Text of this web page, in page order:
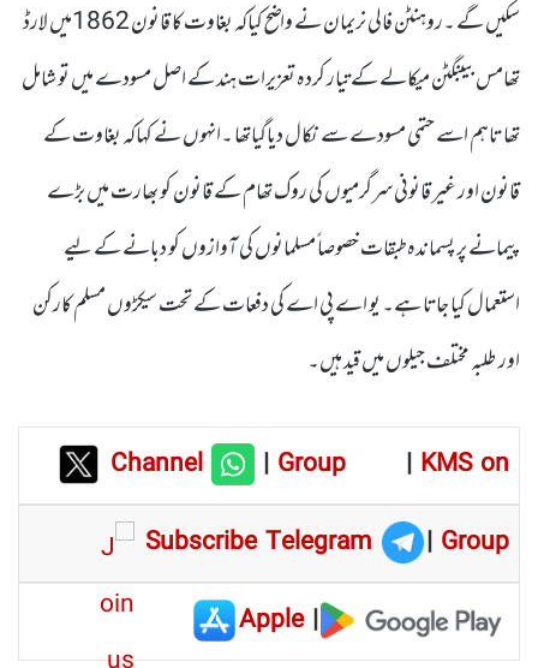
سکیں گے ۔روہنٹن فالی نریمان نے واضح کیاکہ بغاوت کا قانون 1862میں لارڈ
تھامس بیبنگٹن میکالے کے تیار کردہ تعزیرات ہند کے اصل مسودے میں تو شامل
تھا تاہم اسے حتمی مسودے سے نکال دیاگیاتھا ۔انہوں نے کہاکہ بغاوت کے
قانون اور غیر قانونی سرگرمیوں کی روک تھام کے قانون کو بھارت میں بڑے
پیمانے پر پسماندہ طبقات خصوصا ًمسلمانوں کی آوازوں کو دبانے کے لیے
استعمال کیا جاتا ہے۔ یو اے پی اے کی دفعات کے تحت سیکڑوں مسلم کارکن
اور طلبہ مختلف جیلوں میں قید ہیں۔
Channel |Group | KMS on
Subscribe Telegram
| Group
|
Apple